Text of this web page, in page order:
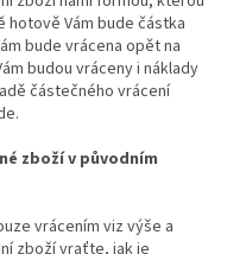
Vám bude částka
bude vrácena opět na
budou vráceny i náklady
částečného vrácení
zboží v původním
vrácením viz výše a
zboží vraťte, jak je